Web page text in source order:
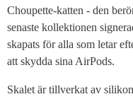
Choupette-katten - den
senaste kollektionen
skapats för alla som letar
att skydda sina AirPods.
Skalet är tillverkat av